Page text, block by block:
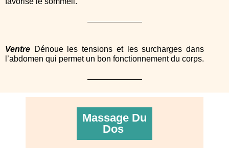
Ventre Dénoue les tensions et les surcharges dans
l’abdomen qui permet un bon fonctionnement du corps.
Massage Du
Dos